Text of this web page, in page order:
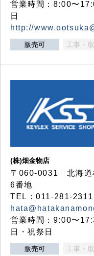
営業時間：8:00〜
日
http://
販売可 工事・
(株)畑金物店
〒060-0031 北海道
6番地
TEL：011-281-
営業時間：9:00〜
日・祝祭日
販売可 工事・